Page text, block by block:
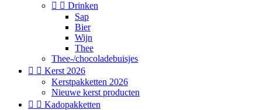
  Drinken
Sap
Bier
Wijn
Thee
Thee-/chocoladebuisjes
  Kerst 2026
Kerstpakketten 2026
Nieuwe kerst producten
  Kadopakketten